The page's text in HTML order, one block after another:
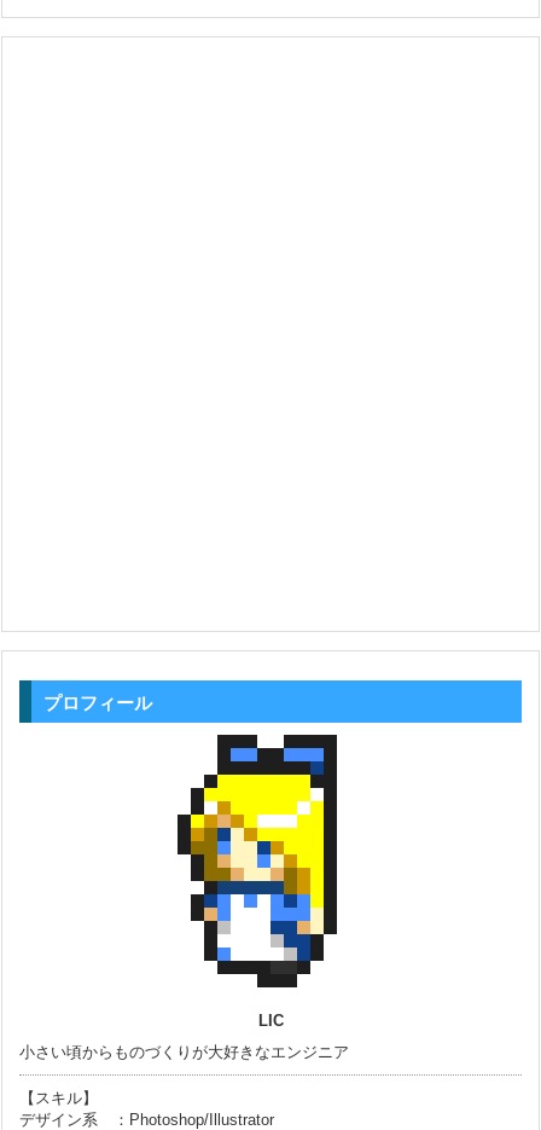
プロフィール
LIC
小さい頃からものづくりが大好きなエンジニア
【スキル】
デザイン系 ：Photoshop/Illustrator